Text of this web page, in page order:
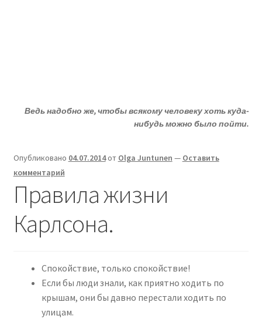
меню
О депрессии
Улыбнитесь
Ведь надобно же, чтобы всякому человеку хоть куда-
нибудь можно было пойти.
Опубликовано 04.07.2014от Olga Juntunen — Оставить
комментарий
Правила жизни
Карлсона.
Спокойствие, только спокойствие!
Если бы люди знали, как приятно ходить по
крышам, они бы давно перестали ходить по
улицам.